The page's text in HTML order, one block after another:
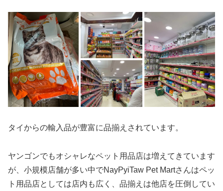
タイからの輸入品が豊富に品揃えされています。
ヤンゴンでもオシャレなペット用品店は増えてきています
が、小規模店舗が多い中でNayPyiTaw Pet Martさんはペッ
ト用品店としては店内も広く、品揃えは他店を圧倒してい